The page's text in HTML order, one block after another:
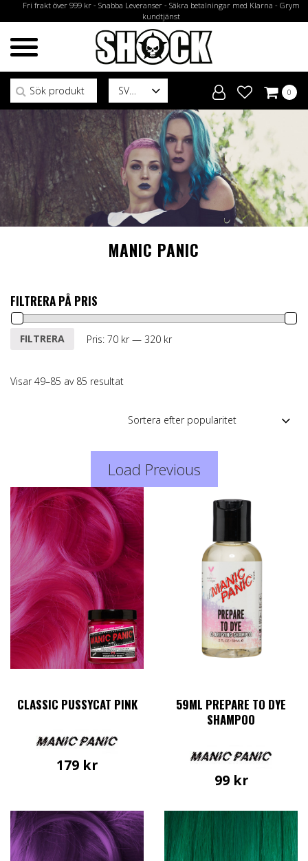
Fri frakt över 999 kr - Snabba Leveranser - Säkra betalningar med Klarna - Grym
kundtjänst
SV
Sök efter:
0
MANIC PANIC
FILTRERA PÅ PRIS
Min
MaxFILTRERA Pris: 70 kr— 320 kr
Visar 49–85 av 85 resultat
Load Previous
CLASSIC PUSSYCAT PINK
179 kr
59ML PREPARE TO DYE
SHAMPOO
99 kr